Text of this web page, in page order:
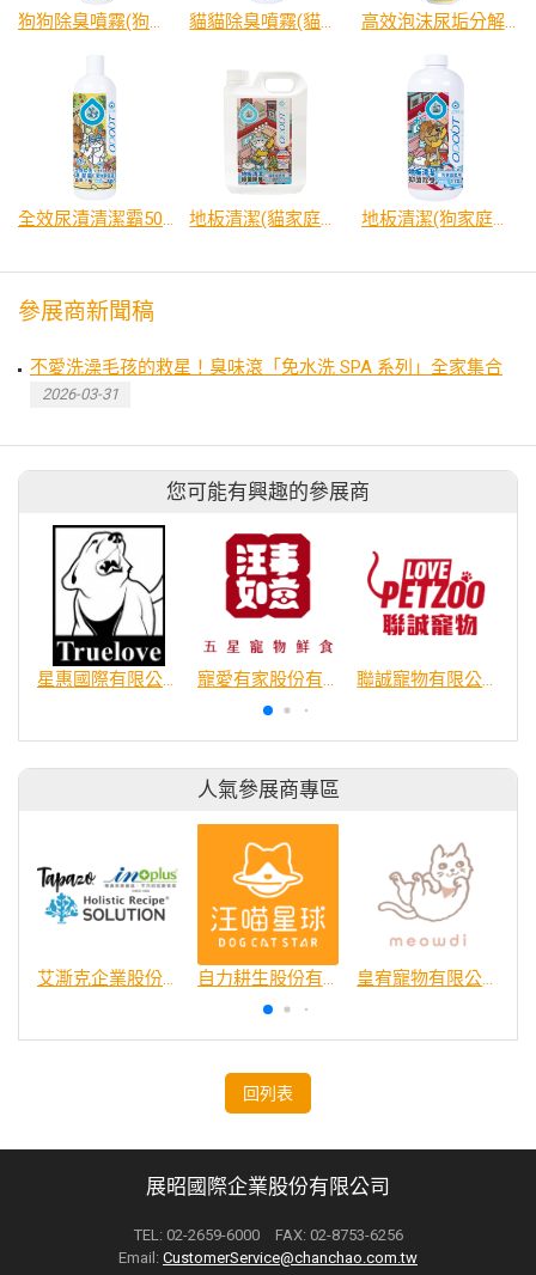
狗狗除臭噴霧(狗家庭適用)500ml 貓貓除臭噴霧(貓家庭適用)500ml 高效泡沫尿垢分解噴霧500ml
全效尿漬清潔霸500ml 地板清潔(貓家庭適用)2000ml 地板清潔(狗家庭適用)1000ml
參展商新聞稿
不愛洗澡毛孩的救星！臭味滾「免水洗 SPA 系列」全家集合
2026-03-31
您可能有興趣的參展商
星惠國際有限公司 寵愛有家股份有限公司 聯誠寵物有限公司
人氣參展商專區
艾澌克企業股份有限公司 自力耕生股份有限公司 皇宥寵物有限公司
回列表
展昭國際企業股份有限公司
TEL: 02-2659-6000 FAX: 02-8753-6256
Email: CustomerService@chanchao.com.tw